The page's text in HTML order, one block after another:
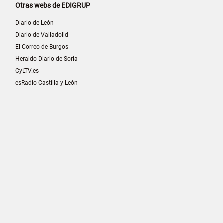
Otras webs de EDIGRUP
Diario de León
Diario de Valladolid
El Correo de Burgos
Heraldo-Diario de Soria
CyLTV.es
esRadio Castilla y León